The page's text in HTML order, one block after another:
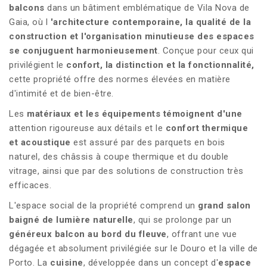
balcons dans un bâtiment emblématique de Vila Nova de
Gaia, où l 'architecture contemporaine, la qualité de la
construction et l'organisation minutieuse des espaces
se conjuguent harmonieusement. Conçue pour ceux qui
privilégient le confort, la distinction et la fonctionnalité,
cette propriété offre des normes élevées en matière
d'intimité et de bien-être.
Les matériaux et les équipements témoignent d'une
attention rigoureuse aux détails et le confort thermique
et acoustique est assuré par des parquets en bois
naturel, des châssis à coupe thermique et du double
vitrage, ainsi que par des solutions de construction très
efficaces.
L'espace social de la propriété comprend un grand salon
baigné de lumière naturelle, qui se prolonge par un
généreux balcon au bord du fleuve, offrant une vue
dégagée et absolument privilégiée sur le Douro et la ville de
Porto. La cuisine, développée dans un concept d'espace